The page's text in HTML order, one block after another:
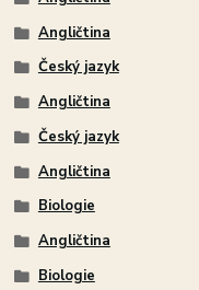
Angličtina
Český jazyk
Angličtina
Český jazyk
Angličtina
Biologie
Angličtina
Biologie